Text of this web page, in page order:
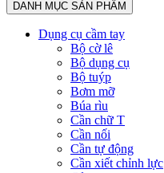
DANH MỤC SẢN PHẨM
Dụng cụ cầm tay
Bộ cờ lê
Bộ dụng cụ
Bộ tuýp
Bơm mỡ
Búa rìu
Cần chữ T
Cần nối
Cần tự động
Cần xiết chỉnh lực